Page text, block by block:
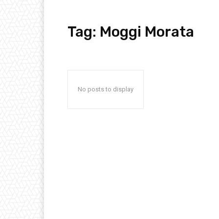
Tag: Moggi Morata
No posts to display